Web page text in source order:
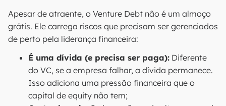
Apesar de atraente, o Venture Debt não é um almoço
grátis. Ele carrega riscos que precisam ser gerenciados
de perto pela liderança financeira:
É uma dívida (e precisa ser paga): Diferente
do VC, se a empresa falhar, a dívida permanece.
Isso adiciona uma pressão financeira que o
capital de equity não tem;